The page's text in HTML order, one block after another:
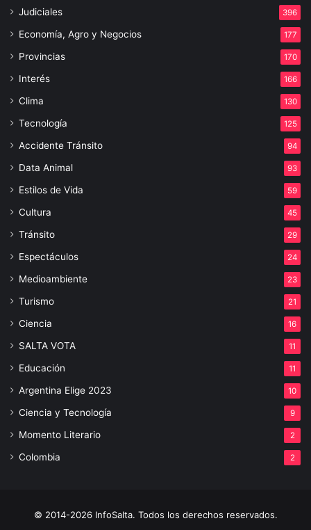
Judiciales 396
Economía, Agro y Negocios 177
Provincias 170
Interés 166
Clima 130
Tecnología 125
Accidente Tránsito 94
Data Animal 93
Estilos de Vida 59
Cultura 45
Tránsito 29
Espectáculos 24
Medioambiente 23
Turismo 21
Ciencia 16
SALTA VOTA 11
Educación 11
Argentina Elige 2023 10
Ciencia y Tecnología 9
Momento Literario 2
Colombia 2
© 2014-2026 InfoSalta. Todos los derechos reservados.